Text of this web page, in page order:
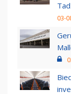
03-